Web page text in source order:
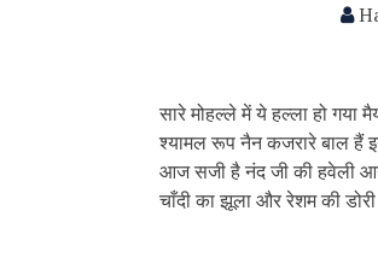
सारे मोहल्ले में ये हल्ला हो गया
श्यामल रूप नैन कजरारे बाल हैं
आज सजी है नंद जी की हवेली
चाँदी का झूला और रेशम की